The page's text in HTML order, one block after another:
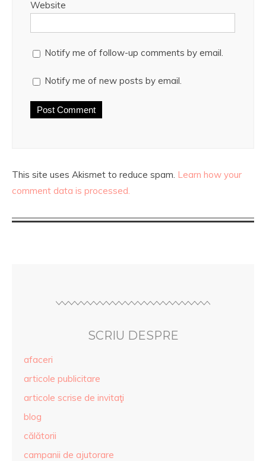
Website
Notify me of follow-up comments by email.
Notify me of new posts by email.
This site uses Akismet to reduce spam. Learn how your
comment data is processed.
SCRIU DESPRE
afaceri
articole publicitare
articole scrise de invitaţi
blog
călătorii
campanii de ajutorare